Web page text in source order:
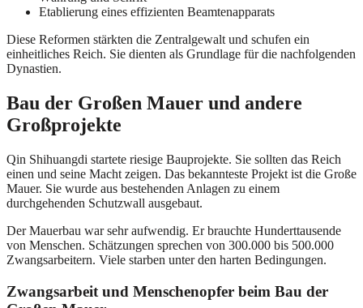
Etablierung eines effizienten Beamtenapparats
Diese Reformen stärkten die Zentralgewalt und schufen ein
einheitliches Reich. Sie dienten als Grundlage für die nachfolgenden
Dynastien.
Bau der Großen Mauer und andere
Großprojekte
Qin Shihuangdi startete riesige Bauprojekte. Sie sollten das Reich
einen und seine Macht zeigen. Das bekannteste Projekt ist die Große
Mauer. Sie wurde aus bestehenden Anlagen zu einem
durchgehenden Schutzwall ausgebaut.
Der Mauerbau war sehr aufwendig. Er brauchte Hunderttausende
von Menschen. Schätzungen sprechen von 300.000 bis 500.000
Zwangsarbeitern. Viele starben unter den harten Bedingungen.
Zwangsarbeit und Menschenopfer beim Bau der